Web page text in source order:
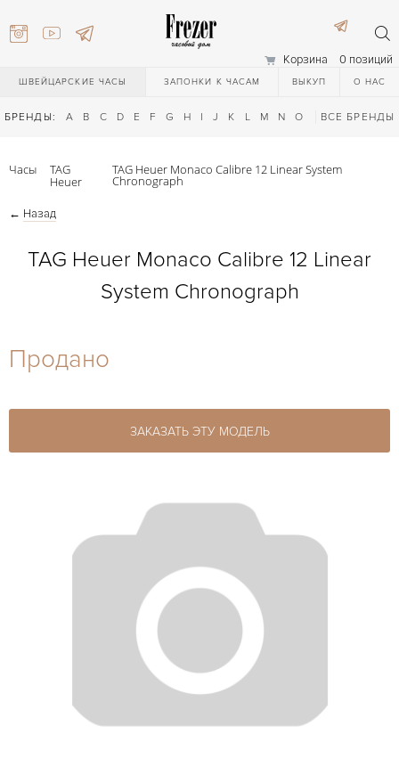
Корзина 0 позиций
ШВЕЙЦАРСКИЕ ЧАСЫ ЗАПОНКИ К ЧАСАМ ВЫКУП О НАС
БРЕНДЫ: A B C D E F G H I J K L M N O Q R S T
ВСЕ БРЕНДЫ
27-44
Часы TAG
Heuer
TAG Heuer Monaco Calibre 12 Linear System
Chronograph
← Назад
TAG Heuer Monaco Calibre 12 Linear
System Chronograph
Продано
ЗАКАЗАТЬ ЭТУ МОДЕЛЬ